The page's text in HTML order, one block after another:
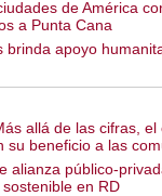
de América
a Punta Cana
brinda apoyo
allá de las cifras, el
su beneficio a las
alianza público-
en RD